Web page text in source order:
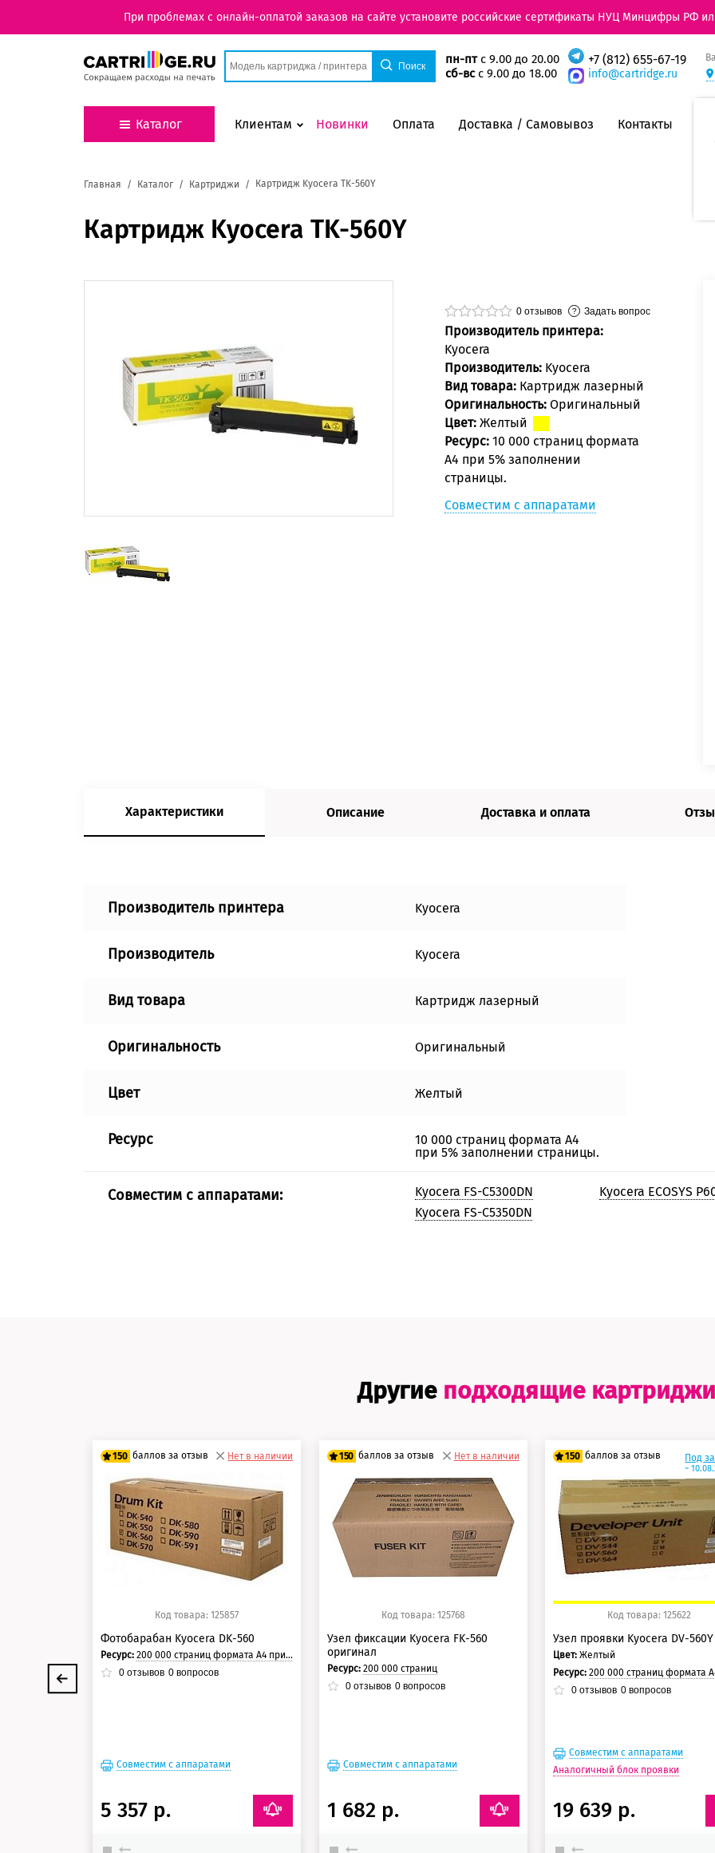
При проблемах с онлайн-оплатой заказов на сайте установите российские сертификаты НУЦ Минцифры РФ
пн-птс 9.00 до 20.00
сб-всс 9.00 до 18.00
+7 (812) 655-67-19
info@cartridge.ru
Каталог Клиентам Новинки Оплата Доставка / Самовывоз Контакты
Главная Каталог Картриджи Картридж Kyocera TK-560Y
Картридж Kyocera TK-560Y
0 отзывов Задать вопрос
Производитель принтера:
Kyocera
Производитель: Kyocera
Вид товара: Картридж лазерный
Оригинальность: Оригинальный
Цвет: Желтый
Ресурс: 10 000 страниц формата
А4 при 5% заполнении
страницы.
Совместим с аппаратами
Характеристики Описание Доставка и оплата
Производитель принтера Kyocera
Производитель Kyocera
Вид товара Картридж лазерный
Оригинальность Оригинальный
Цвет Желтый
Ресурс
10 000 страниц формата А4
при 5% заполнении страницы.
Совместим с аппаратами:
Kyocera FS-C5300DN
Kyocera FS-C5350DN
Kyocera ECOSYS
Другие подходящие картриджи
150 баллов за отзыв
125 баллов
150 баллов
Нет в наличии
Код товара: 125857
Фотобарабан Kyocera DK-560
Ресурс:200 000 страниц формата А4 при 5% заполнении страницы.
0 отзывов 0 вопросов
Совместим с аппаратами
5 357 р.
150 баллов за отзыв
125 баллов
150 баллов
Нет в наличии
Код товара: 125768
Узел фиксации Kyocera FK-560
оригинал
Ресурс: 200 000 страниц
0отзывов 0вопросов
Совместим с аппаратами
1 682 р.
150 баллов за отзыв
125 баллов
150 баллов
Под
~
Код товара: 125622
Узел проявки Kyocera DV-560Y
Цвет: Желтый
Ресурс:200 000 страниц формата А4 при 5% заполнении
0 отзывов 0 вопросов
Совместим с аппаратами
Аналогичный блок проявки
19 639 р.